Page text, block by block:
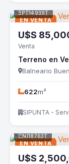
EN VENTA
SPT14939T
U$S
Venta
Terreno en
Balneario
622m²
EN VENTA
CNI18763T
U$S